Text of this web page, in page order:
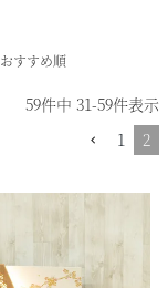
おすすめ順
59件中 31-59件表示
1
2